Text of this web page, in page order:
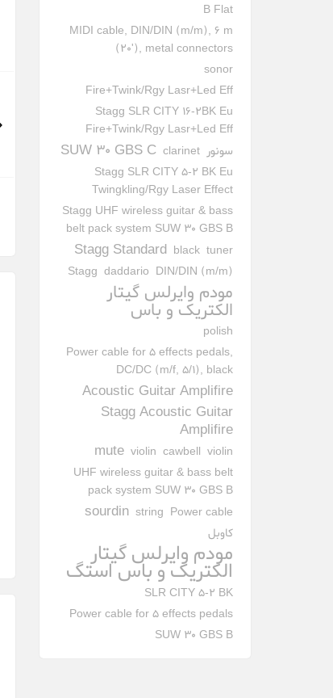
گیتار باس ۵ سیم فرناندز Fernandes
Fernandes Electric Bass 5
Strings Gravity 5 Deluxe DAG
2,145,000,000ريال
B Flat
MIDI cable, DIN/DIN (m/m), 6 m
(20'), metal connectors
sonor
Fire+Twink/Rgy Lasr+Led Eff
Stagg SLR CITY 16-2BK Eu
Fire+Twink/Rgy Lasr+Led Eff
سونور clarinet
SUW 30 GBS C
Stagg SLR CITY 5-2 BK Eu
Twingkling/Rgy Laser Effect
Stagg UHF wireless guitar & bass
belt pack system SUW 30 GBS B
tuner
black
Stagg Standard
DIN/DIN (m/m)
daddario
Stagg
مودم وایرلس گیتار
الکتریک و باس
polish
Power cable for 5 effects pedals,
DC/DC (m/f, 5/1), black
Acoustic Guitar Amplifire
Stagg Acoustic Guitar
Amplifire
violin
cawbell
violin
mute
UHF wireless guitar & bass belt
pack system SUW 30 GBS B
Power cable
string
sourdin
کاوبل
مودم وایرلس گیتار
الکتریک و باس استگ
SLR CITY 5-2 BK
Power cable for 5 effects pedals
SUW 30 GBS B